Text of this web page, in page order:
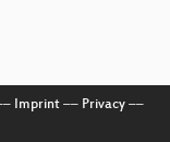
Imprint–– Privacy––